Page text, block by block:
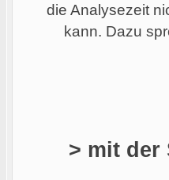
die Analysezeit
kann. Dazu
> mit der